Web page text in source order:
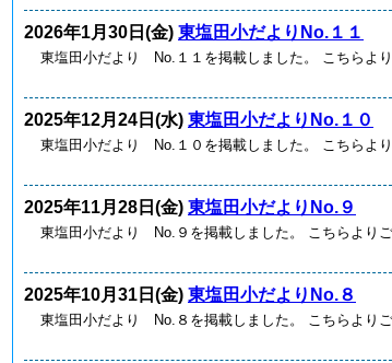
2026年1月30日(金) 東塩田小だよりNo.１１
東塩田小だより No.１１を掲載しました。 こちらよ
2025年12月24日(水) 東塩田小だよりNo.１０
東塩田小だより No.１０を掲載しました。 こちらよ
2025年11月28日(金) 東塩田小だよりNo.９
東塩田小だより No.９を掲載しました。 こちらより
2025年10月31日(金) 東塩田小だよりNo.８
東塩田小だより No.８を掲載しました。 こちらより